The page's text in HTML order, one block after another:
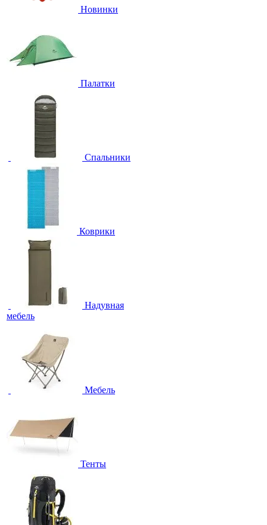
Новинки
Палатки
Спальники
Коврики
Надувная
мебель
Мебель
Тенты